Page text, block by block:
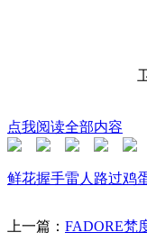
点我阅读全部内容
鲜花握手雷人 路过鸡
上一篇： FADORE梵